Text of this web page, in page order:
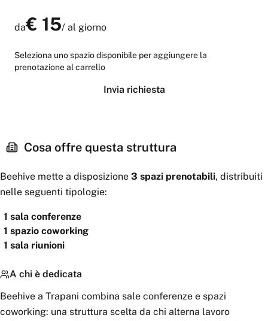
Cosa offre questa struttura
Beehive mette a disposizione 3 spazi prenotabili, distribuiti
nelle seguenti tipologie:
1 sala conferenze
1 spazio coworking
1 sala riunioni
A chi è dedicata
Beehive a Trapani combina sale conferenze e spazi
coworking: una struttura scelta da chi alterna lavoro
da€ 15/ al giorno
Seleziona uno spazio disponibile per aggiungere la
prenotazione al carrello
Invia richiesta